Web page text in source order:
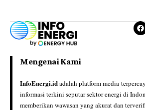
Mengenai Kami
InfoEnergi.idadalah platform media
informasi terkini seputar sektor energi di
memberikan wawasan yang akurat dan